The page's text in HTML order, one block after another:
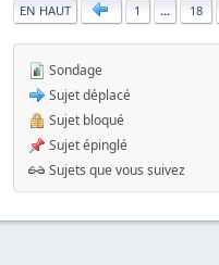
EN HAUT 1 ... 18
Sondage
Sujet déplacé
Sujet bloqué
Sujet épinglé
Sujets que vous suivez